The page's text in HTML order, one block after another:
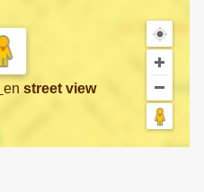
en street view